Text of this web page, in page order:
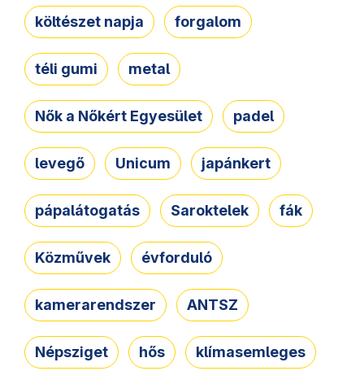
költészet napja forgalom
téli gumi metal
Nők a Nőkért Egyesület padel
levegő Unicum japánkert
pápalátogatás Saroktelek fák
Közművek évforduló
kamerarendszer ANTSZ
Népsziget hős klímasemleges